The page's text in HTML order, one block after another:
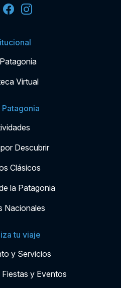
Virtual
Patagonia
Descubrir
Clásicos
la Patagonia
Nacionales
tu viaje
y Servicios
y Eventos